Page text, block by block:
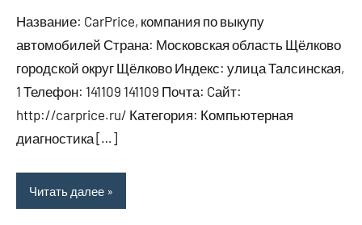
Название: CarPrice, компания по выкупу
автомобилей Страна: Московская область Щёлково
городской округ Щёлково Индекс: улица Талсинская,
1 Телефон: 141109 141109 Почта: Cайт:
http://carprice.ru/ Категория: Компьютерная
диагностика […]
Читать далее